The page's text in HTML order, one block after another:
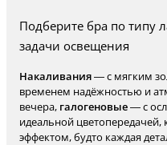
Подберите бра по
задачи освещения
Накаливания— с мягким
временем надёжностью и
вечера, галогеновые— с
идеальной цветопередачей,
эффектом, будто каждая